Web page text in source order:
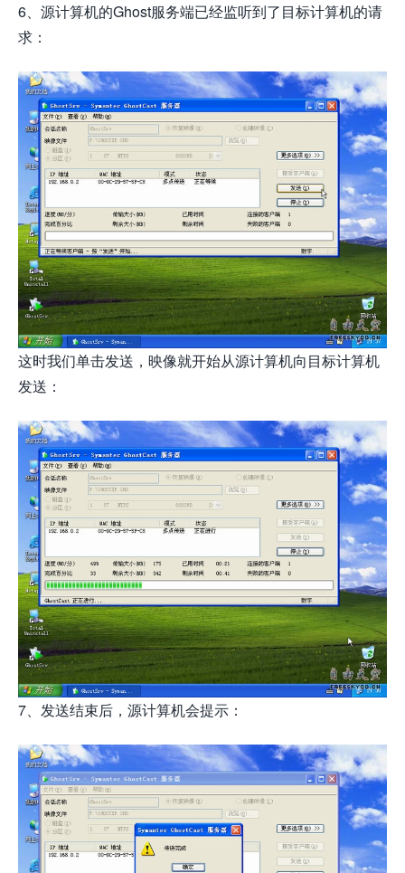
6、源计算机的Ghost服务端已经监听到了目标计算机的请
求：
这时我们单击发送，映像就开始从源计算机向目标计算机
发送：
7、发送结束后，源计算机会提示：